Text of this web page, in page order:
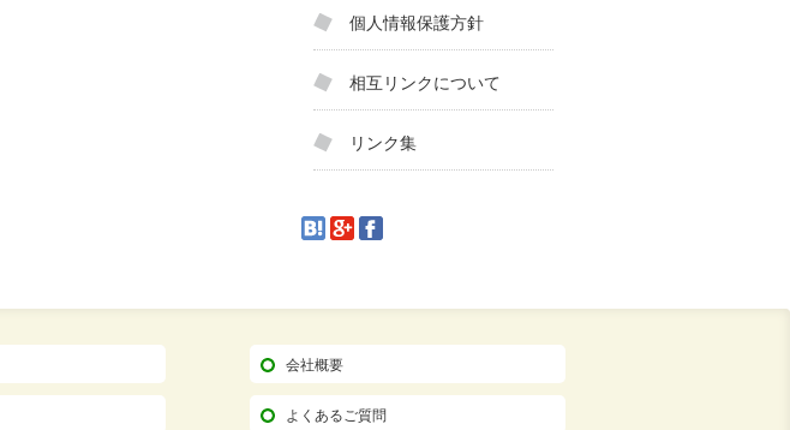
個人情報保護方針
相互リンクについて
リンク集
会社概要
よくあるご質問